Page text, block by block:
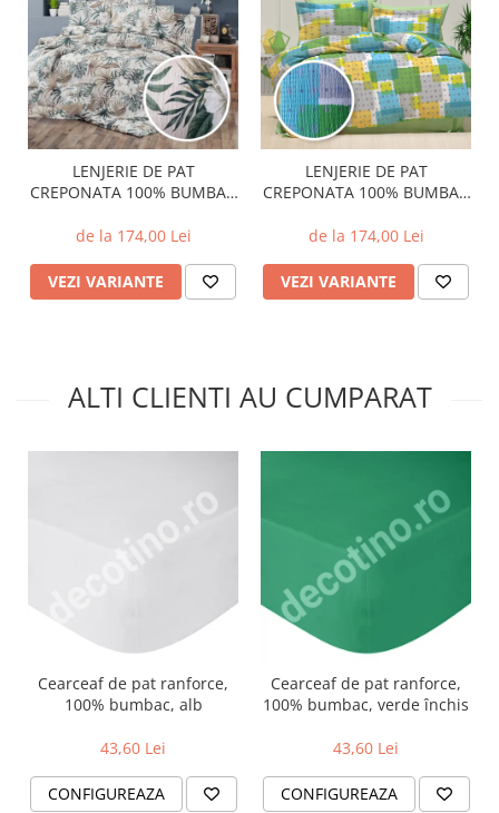
LENJERIE DE PAT
CREPONATA 100% BUMBAC
persoana
de la 174,00 Lei
VEZI VARIANTE
LENJERIE DE PAT
CREPONATA 100% BUMBAC
persoana
de la 174,00 Lei
VEZI VARIANTE
ALTI CLIENTI AU CUMPARAT
Cearceaf de pat ranforce,
100% bumbac, alb
43,60 Lei
CONFIGUREAZA
Cearceaf de pat ranforce,
100% bumbac, verde închis
43,60 Lei
CONFIGUREAZA